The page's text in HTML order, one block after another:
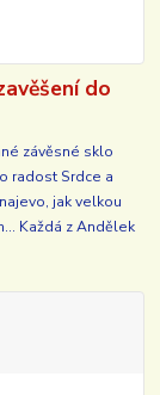
do
závěsné sklo
radost Srdce a
jak velkou
Každá z Andělek